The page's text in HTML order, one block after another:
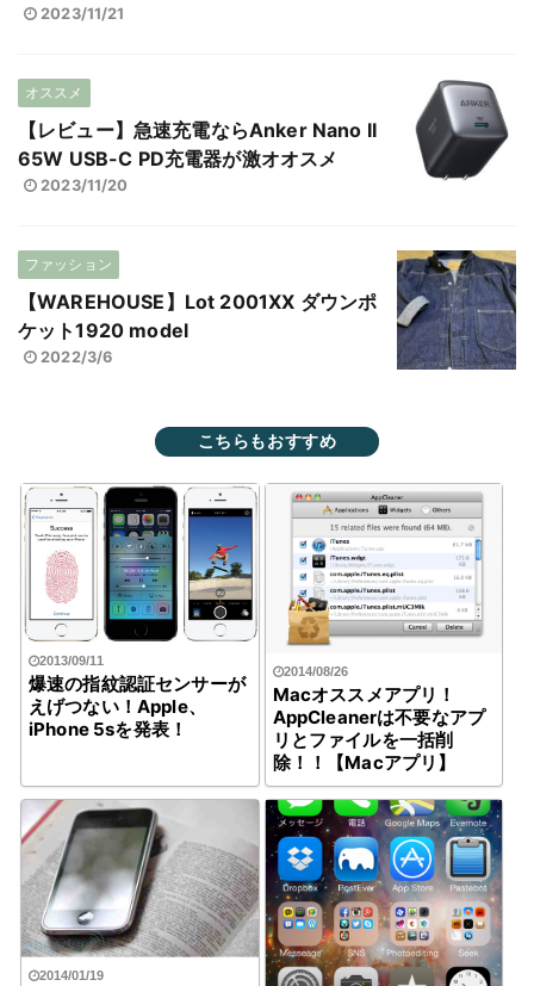
2023/11/21
オススメ
【レビュー】急速充電ならAnker Nano II
65W USB-C PD充電器が激オオスメ
2023/11/20
ファッション
【WAREHOUSE】Lot 2001XX ダウンポ
ケット1920 model
2022/3/6
こちらもおすすめ
2013/09/11
爆速の指紋認証センサーが
えげつない！Apple、
iPhone 5sを発表！
2014/08/26
Macオススメアプリ！
AppCleanerは不要なアプ
リとファイルを一括削
除！！【Macアプリ】
2014/01/19